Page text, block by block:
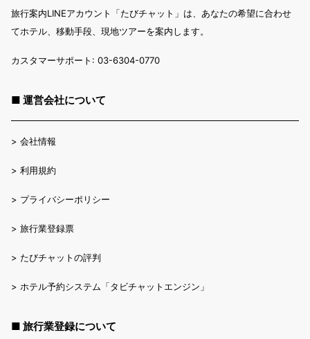
旅行案内LINEアカウント「たびチャット」は、あなたの希望に合わせ
てホテル、移動手段、現地ツアーを案内します。
カスタマーサポート: 03-6304-0770
■ 運営会社について
> 会社情報
> 利用規約
> プライバシーポリシー
> 旅行業登録票
> たびチャットの評判
> ホテル予約システム「タビチャットエンジン」
■ 旅行業登録について